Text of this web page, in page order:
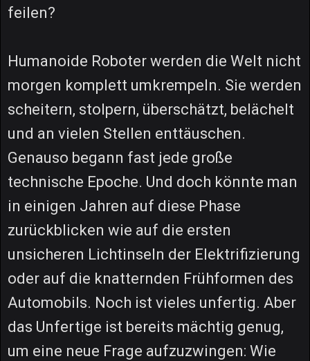
feilen?
Humanoide Roboter werden die Welt nicht
morgen komplett umkrempeln. Sie werden
scheitern, stolpern, überschätzt, belächelt
und an vielen Stellen enttäuschen.
Genauso begann fast jede große
technische Epoche. Und doch könnte man
in einigen Jahren auf diese Phase
zurückblicken wie auf die ersten
unsicheren Lichtinseln der Elektrifizierung
oder auf die knatternden Frühformen des
Automobils. Noch ist vieles unfertig. Aber
das Unfertige ist bereits mächtig genug,
um eine neue Frage aufzuzwingen: Wie